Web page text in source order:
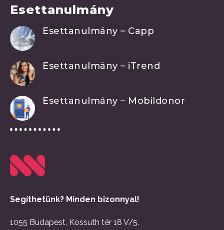
Segíthetünk? Minden bizonnyal!
1055 Budapest, Kossuth tér 18 V/5.
Esettanulmány
Esettanulmány – Capp
Esettanulmány – iTrend
Esettanulmány – Mobildonor